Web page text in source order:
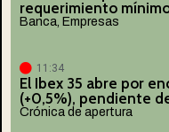
requerimiento
Banca Empresas
11:34
El Ibex 35 abre por
(+0,5%), pendiente
Crónica de apertura